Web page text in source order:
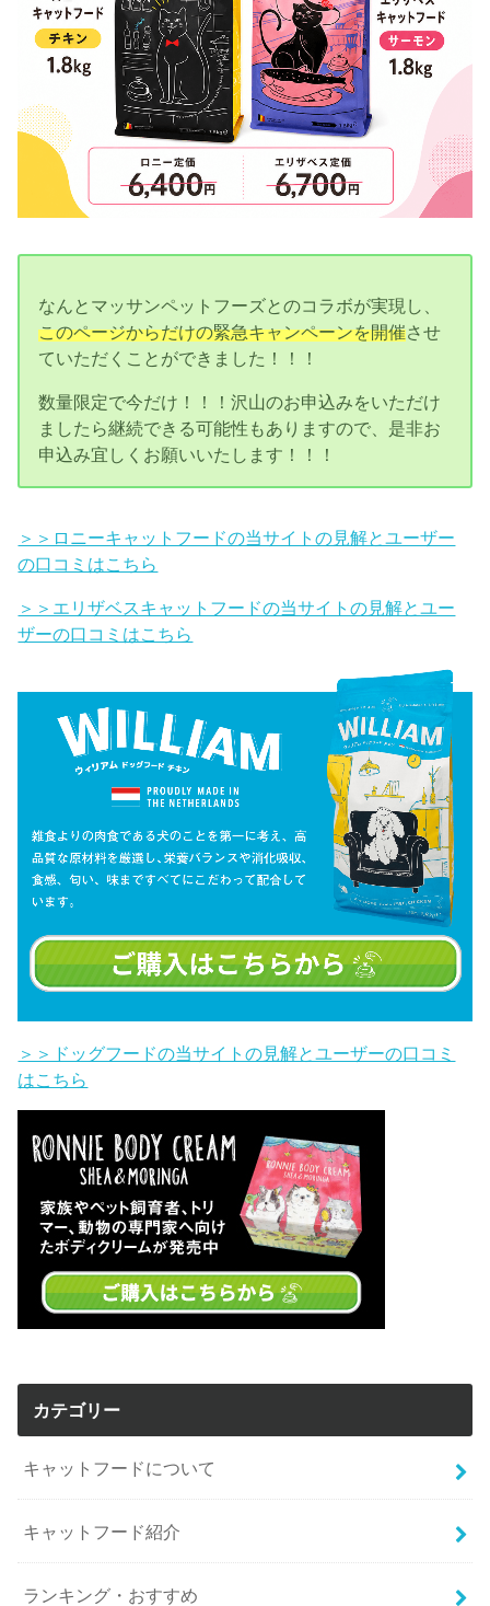
なんとマッサンペットフーズとのコラボが実現し、
このページからだけの緊急キャンペーンを開催させ
ていただくことができました！！！
数量限定で今だけ！！！沢山のお申込みをいただけ
ましたら継続できる可能性もありますので、是非お
申込み宜しくお願いいたします！！！
＞＞ロニーキャットフードの当サイトの見解とユーザー
の口コミはこちら
＞＞エリザベスキャットフードの当サイトの見解とユー
ザーの口コミはこちら
＞＞ドッグフードの当サイトの見解とユーザーの口コミ
はこちら
カテゴリー
キャットフードについて
キャットフード紹介
ランキング・おすすめ